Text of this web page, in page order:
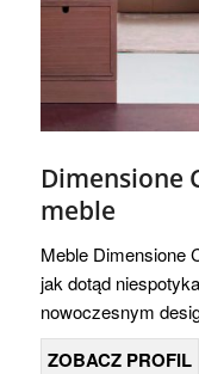
Dimensione
meble
Meble Dimensione
jak dotąd
nowoczesnym
ZOBACZ PROFIL